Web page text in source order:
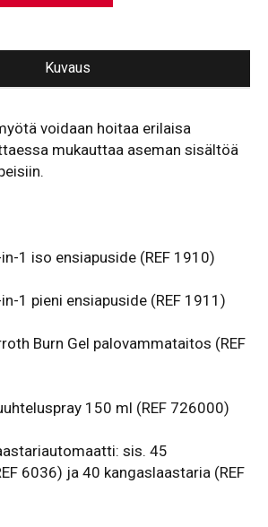
Kuvaus
voidaan hoitaa erilaisa
mukauttaa aseman sisältöä
1 iso ensiapuside (REF 1910)
1 pieni ensiapuside (REF 1911)
Burn Gel palovammataitos (REF
150 ml (REF 726000)
sis. 45
6036) ja 40 kangaslaastaria (REF